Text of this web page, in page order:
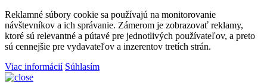
Reklamné súbory cookie sa používajú na monitorovanie
návštevníkov a ich správanie. Zámerom je zobrazovať reklamy,
ktoré sú relevantné a pútavé pre jednotlivých používateľov, a preto
sú cennejšie pre vydavateľov a inzerentov tretích strán.
Viac informácií Súhlasím